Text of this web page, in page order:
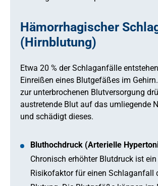
Hämorrhagischer
(Hirnblutung)
Etwa 20 % der Schlaganfälle
Einreißen eines Blutgefäßes im
zur unterbrochenen Blutversorgung
austretende Blut auf das umliegende
und schädigt dieses.
Bluthochdruck (Arterielle
Chronisch erhöhter Blutdruck ist
Risikofaktor für einen Schlaganfall